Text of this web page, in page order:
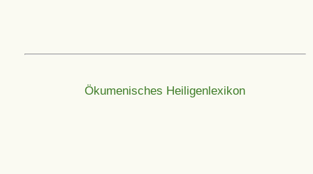
Ökumenisches Heiligenlexikon